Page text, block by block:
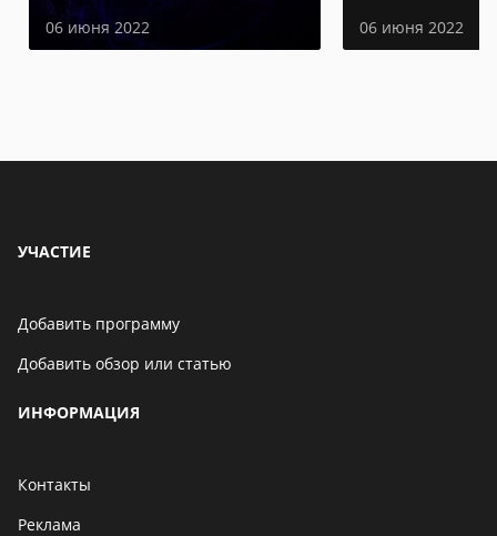
06 июня 2022 06 июня 2022
УЧАСТИЕ
Добавить программу
Добавить обзор или статью
ИНФОРМАЦИЯ
Контакты
Реклама